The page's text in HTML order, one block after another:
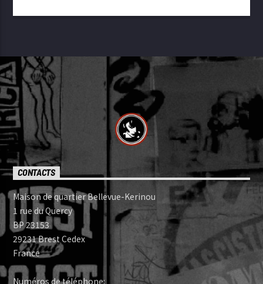
CONTACTS
Maison de quartier Bellevue-Kerinou
1 rue du Quercy
BP 23153
29231 Brest Cedex
France
Numéros de téléphone: